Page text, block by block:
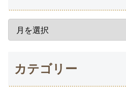
カテゴリー